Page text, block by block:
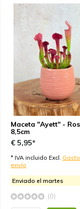
Maceta "Ayett" -
8,5cm
€ 5,95*
* IVA incluido Excl.
envío
Enviado el martes
(0)